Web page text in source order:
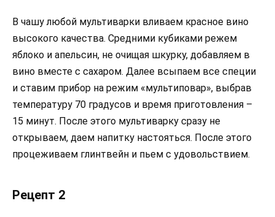
В чашу любой мультиварки вливаем красное вино
высокого качества. Средними кубиками режем
яблоко и апельсин, не очищая шкурку, добавляем в
вино вместе с сахаром. Далее всыпаем все специи
и ставим прибор на режим «мультиповар», выбрав
температуру 70 градусов и время приготовления –
15 минут. После этого мультиварку сразу не
открываем, даем напитку настояться. После этого
процеживаем глинтвейн и пьем с удовольствием.
Рецепт 2